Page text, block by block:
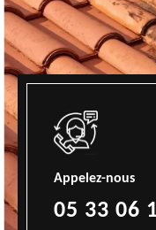
Appelez-nous
05 33 06